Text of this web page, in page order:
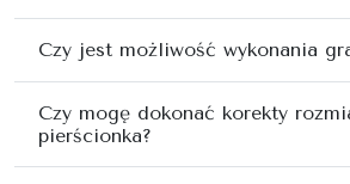
Czy jest możliwość wykonania
Czy mogę dokonać korekty
pierścionka?